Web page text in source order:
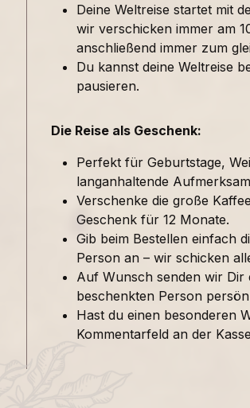
Deine Weltreise startet mit
wir verschicken immer am
anschließend immer zum
Du kannst deine Weltreise
pausieren.
Die Reise als Geschenk:
Perfekt für Geburtstage,
langanhaltende
Verschenke die große
Geschenk für 12 Monate.
Gib beim Bestellen einfach
Person an – wir schicken
Auf Wunsch senden wir Dir
beschenkten Person
Hast du einen besonderen
Kommentarfeld an der